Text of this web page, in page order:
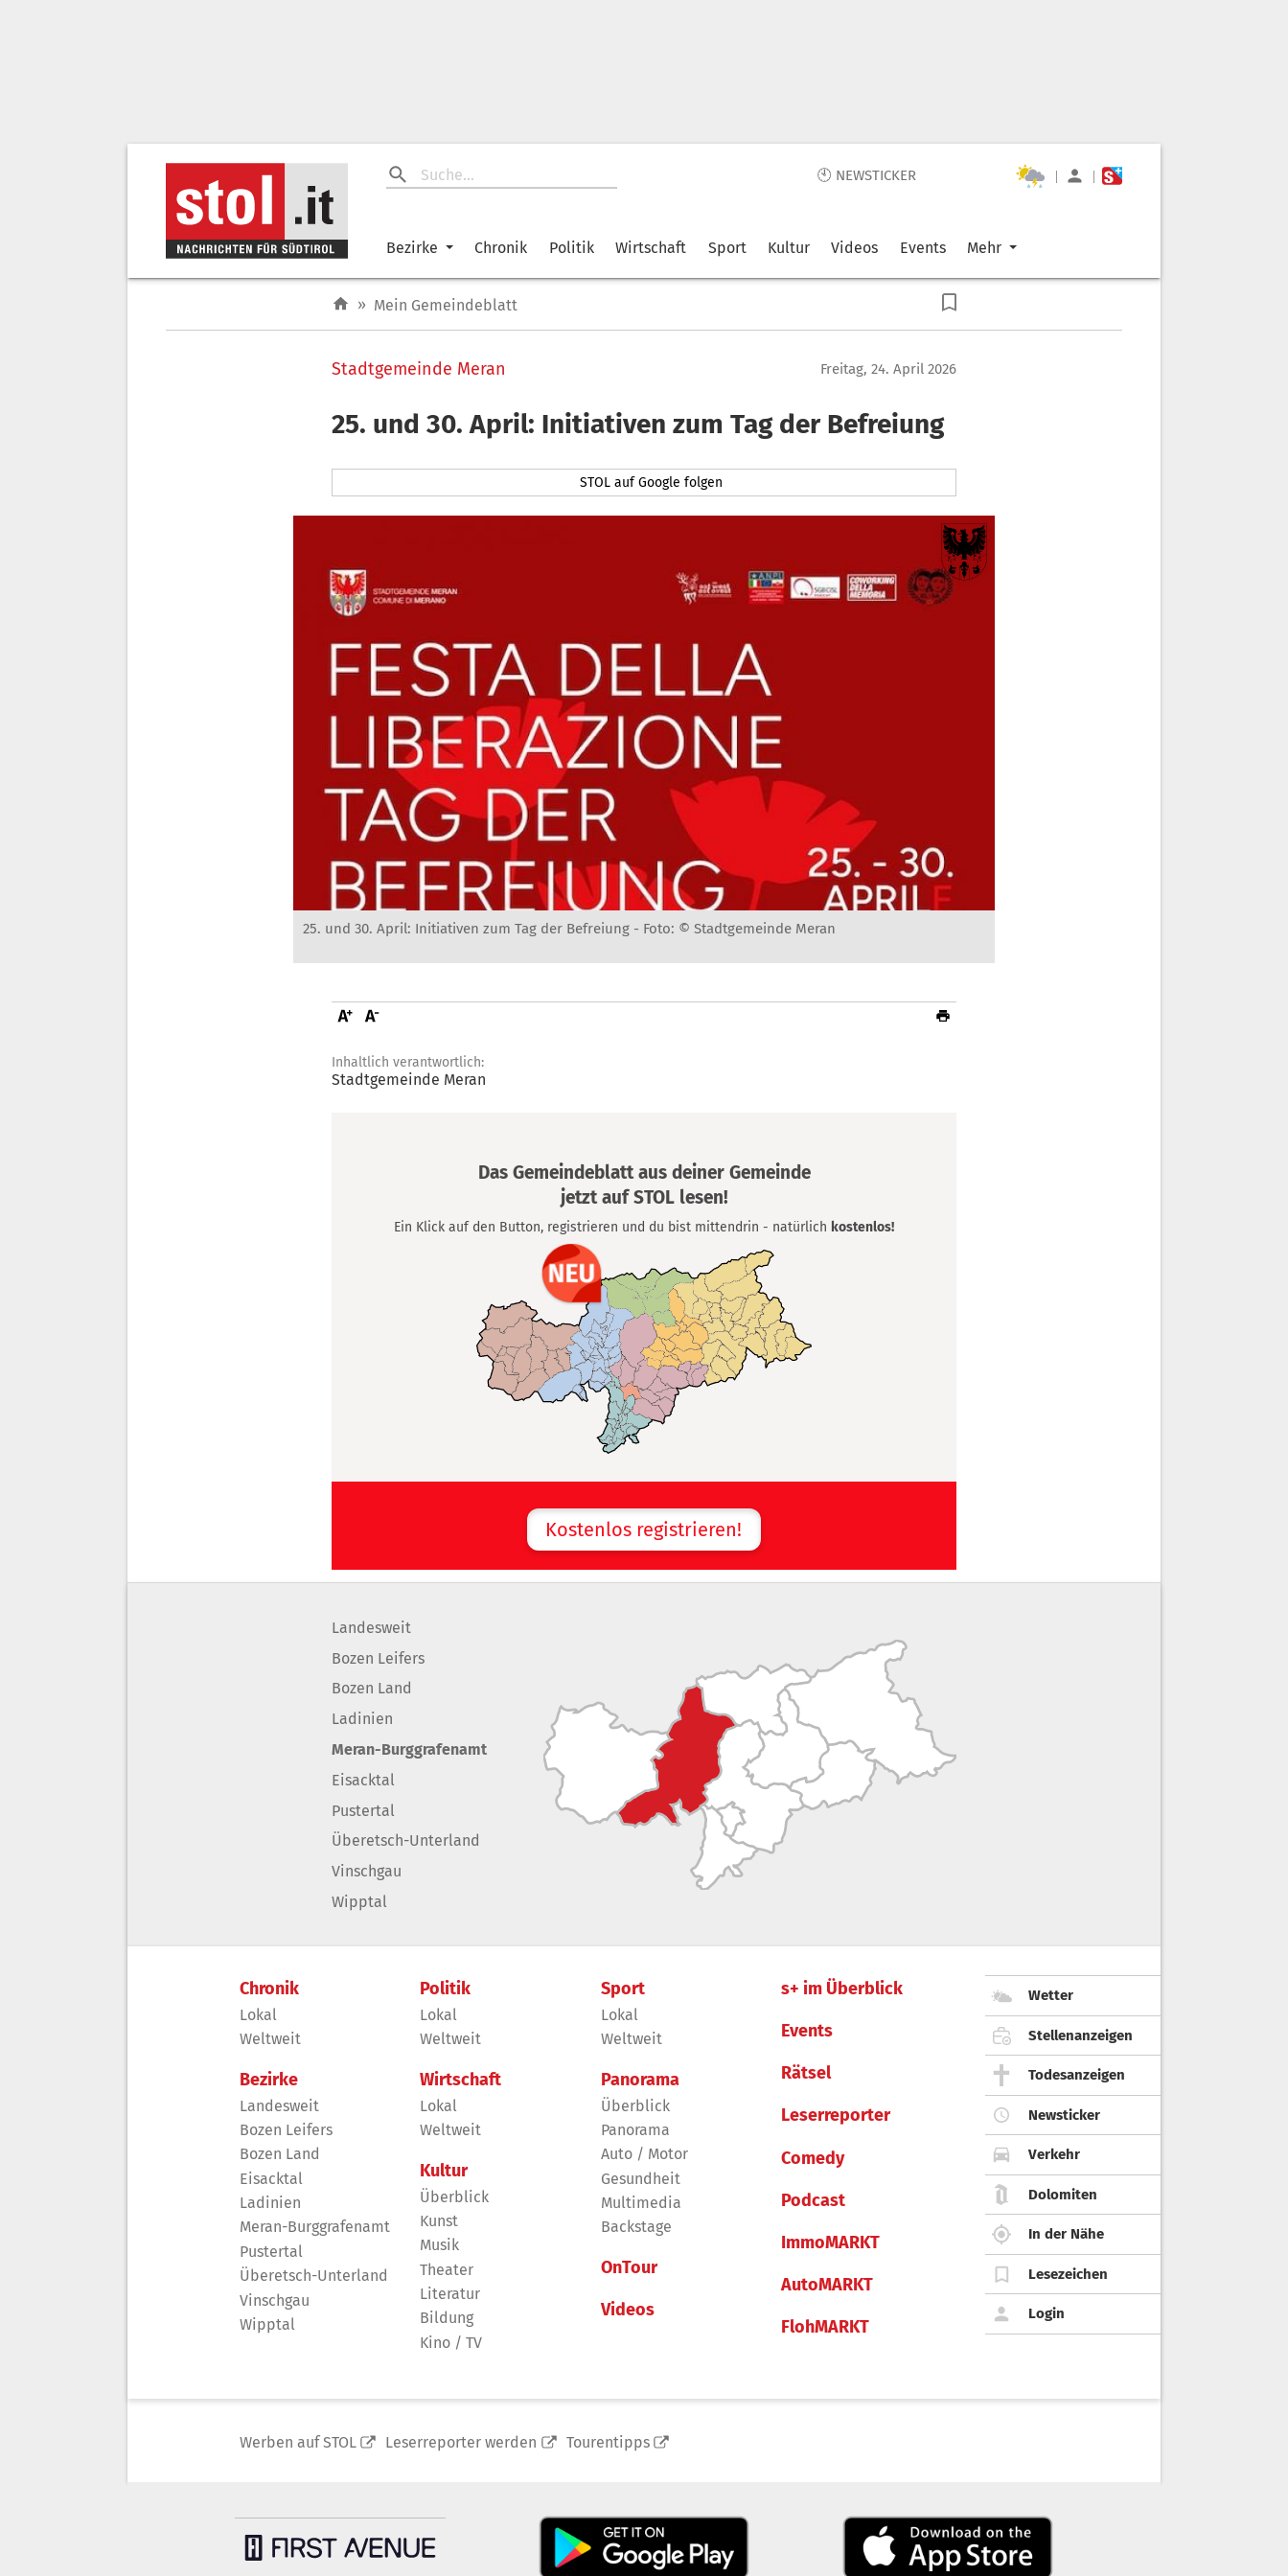
🕙 NEWSTICKER | |
Bezirke Chronik Politik Wirtschaft Sport Kultur Videos Events Mehr
» Mein Gemeindeblatt
Stadtgemeinde Meran Freitag, 24. April 2026
25. und 30. April: Initiativen zum Tag der Befreiung
STOL auf Google folgen
25. und 30. April: Initiativen zum Tag der Befreiung - Foto: © Stadtgemeinde Meran
Inhaltlich verantwortlich:
Stadtgemeinde Meran
Das Gemeindeblatt aus deiner Gemeinde
jetzt auf STOL lesen!
Ein Klick auf den Button, registrieren und du bist mittendrin - natürlich kostenlos!
Kostenlos registrieren!
Landesweit
Bozen Leifers
Bozen Land
Ladinien
Meran-Burggrafenamt
Eisacktal
Pustertal
Überetsch-Unterland
Vinschgau
Wipptal
Chronik
Lokal
Weltweit
Bezirke
Landesweit
Bozen Leifers
Bozen Land
Eisacktal
Ladinien
Meran-Burggrafenamt
Pustertal
Überetsch-Unterland
Vinschgau
Wipptal
Politik
Lokal
Weltweit
Wirtschaft
Lokal
Weltweit
Kultur
Überblick
Kunst
Musik
Theater
Literatur
Bildung
Kino / TV
Sport
Lokal
Weltweit
Panorama
Überblick
Panorama
Auto / Motor
Gesundheit
Multimedia
Backstage
OnTour
Videos
s+ im Überblick
Events
Rätsel
Leserreporter
Comedy
Podcast
ImmoMARKT
AutoMARKT
FlohMARKT
Wetter
Stellenanzeigen
Todesanzeigen
Newsticker
Verkehr
Dolomiten
In der Nähe
Lesezeichen
Login
Werben auf STOL Leserreporter werden Tourentipps